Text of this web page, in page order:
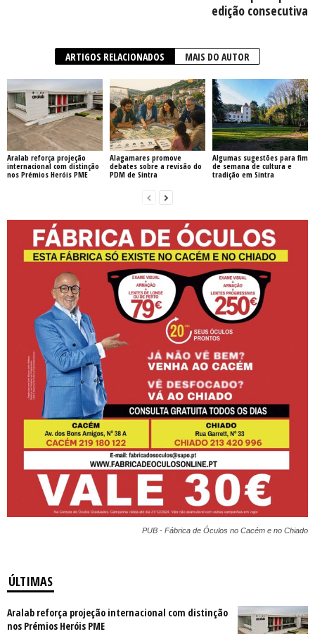
edição consecutiva
ARTIGOS RELACIONADOS MAIS DO AUTOR
Aralab reforça projeção
internacional com distinção
nos Prémios Heróis PME
Alagamares promove
debates sobre a revisão do
PDM de Sintra
Algumas sugestões para fim
de semana de cultura e
tradição em Sintra
PUB - Fábrica de Óculos no Cacém e no Chiado
ÚLTIMAS
Aralab reforça projeção internacional com distinção
nos Prémios Heróis PME